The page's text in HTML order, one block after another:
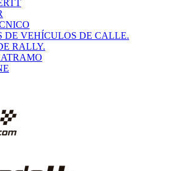
DE VEHÍCULOS DE CALLE.
RALLY.